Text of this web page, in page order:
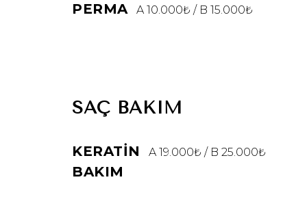
PERMA A 10.000₺ / B 15.000₺
SAÇ BAKIM
KERATIN
BAKIM
A 19.000₺ / B 25.000₺